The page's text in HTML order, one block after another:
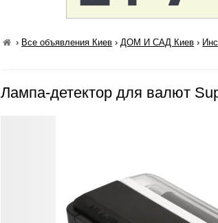
› Все объявления Киев ›ДОМ И САД Киев ›
Лампа-детектор для валют